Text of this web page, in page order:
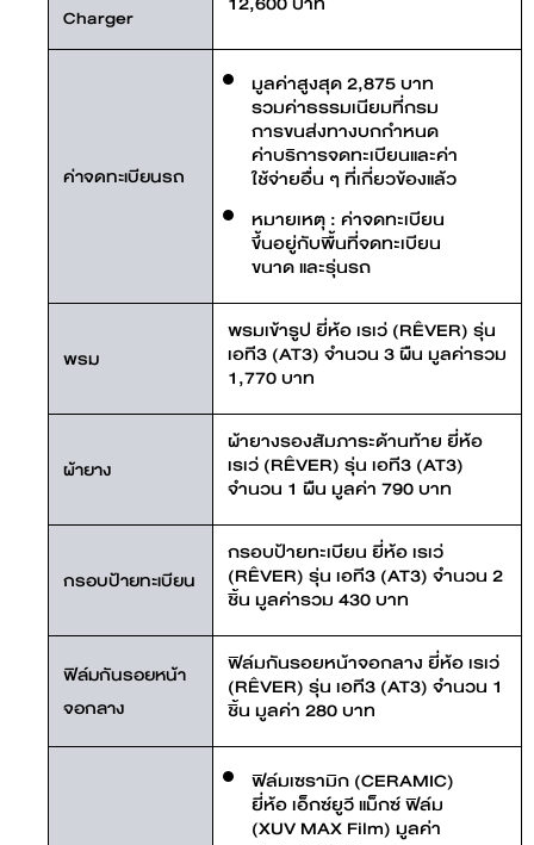
Charger
ค่าจดทะเบียนรถ
มูลค่าสูงสุด 2,875 บาท
รวมค่าธรรมเนียมที่กรม
การขนส่งทางบกกำหนด
ค่าบริการจดทะเบียนและค่า
ใช้จ่ายอื่น ๆ ที่เกี่ยวข้องแล้ว
หมายเหตุ : ค่าจดทะเบียน
ขึ้นอยู่กับพื้นที่จดทะเบียน
ขนาด และรุ่นรถ
พรม
พรมเข้ารูป ยี่ห้อ เรเว่ (RÊVER) รุ่น
เอที3 (AT3) จำนวน 3 ผืน มูลค่ารวม
1,770 บาท
ผ้ายาง
ผ้ายางรองสัมภาระด้านท้าย ยี่ห้อ
เรเว่ (RÊVER) รุ่น เอที3 (AT3)
จำนวน 1 ผืน มูลค่า 790 บาท
กรอบป้ายทะเบียน
กรอบป้ายทะเบียน ยี่ห้อ เรเว่
(RÊVER) รุ่น เอที3 (AT3) จำนวน 2
ชิ้น มูลค่ารวม 430 บาท
ฟิล์มกันรอยหน้า
จอกลาง
ฟิล์มกันรอยหน้าจอกลาง ยี่ห้อ เรเว่
(RÊVER) รุ่น เอที3 (AT3) จำนวน 1
ชิ้น มูลค่า 280 บาท
ฟิล์มเซรามิก (CERAMIC)
ยี่ห้อ เอ็กซ์ยูวี แม็กซ์ ฟิล์ม
(XUV MAX Film) มูลค่า